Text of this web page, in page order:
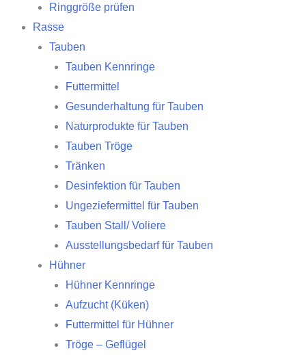
Ringgröße prüfen
Rasse
Tauben
Tauben Kennringe
Futtermittel
Gesunderhaltung für Tauben
Naturprodukte für Tauben
Tauben Tröge
Tränken
Desinfektion für Tauben
Ungeziefermittel für Tauben
Tauben Stall/ Voliere
Ausstellungsbedarf für Tauben
Hühner
Hühner Kennringe
Aufzucht (Küken)
Futtermittel für Hühner
Tröge – Geflügel